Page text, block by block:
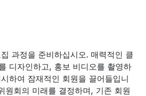
과정을 준비하십시오. 매력적인 클
디자인하고, 홍보 비디오를 촬영하
하여 잠재적인 회원을 끌어들입니
원회의 미래를 결정하며, 기존 회원